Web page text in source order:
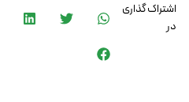
اشتراک گذاری
در